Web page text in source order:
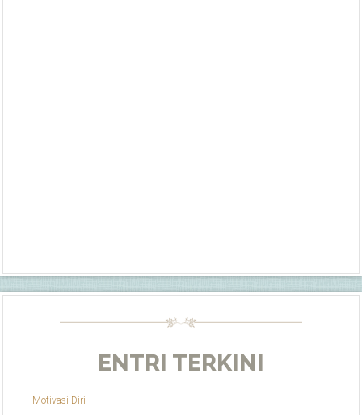
ENTRI TERKINI
Motivasi Diri